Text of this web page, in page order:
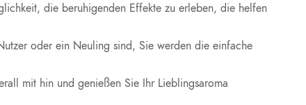
die beruhigenden Effekte zu erleben, die helfen
oder ein Neuling sind, Sie werden die einfache
mit hin und genießen Sie Ihr Lieblingsaroma